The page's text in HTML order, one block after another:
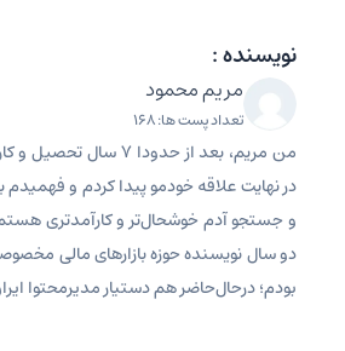
نویسنده :
مریم محمود
تعداد پست ها: 168
من مریم، بعد از حدودا 7
در نهایت علاقه خودمو پیدا کردم و فهمیدم
دو سال نویسنده حوزه بازارهای مالی
بودم؛ درحال‌حاضر هم دستیار مدیرمحتوا